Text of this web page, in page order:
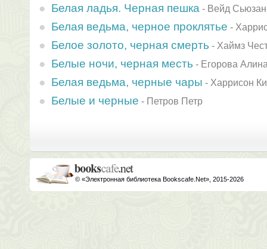
Белая ладья. Черная пешка - Вейд Сьюзан
Белая ведьма, черное проклятье -
Белое золото, черная смерть - Хаймз
Белые ночи, черная месть - Егорова
Белая ведьма, черные чары - Харрисон
Белые и черные - Петров Петр
© «Электронная библиотека Bookscafe.Net», 2015-2026